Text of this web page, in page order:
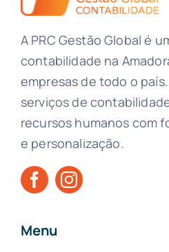
A PRC Gestão Global é
contabilidade na
empresas de todo o
serviços de
recursos humanos com
e personalização.
Menu